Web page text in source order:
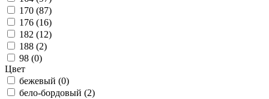
170 (87)
176 (16)
182 (12)
188 (2)
98 (0)
Цвет
бежевый (0)
бело-бордовый (2)